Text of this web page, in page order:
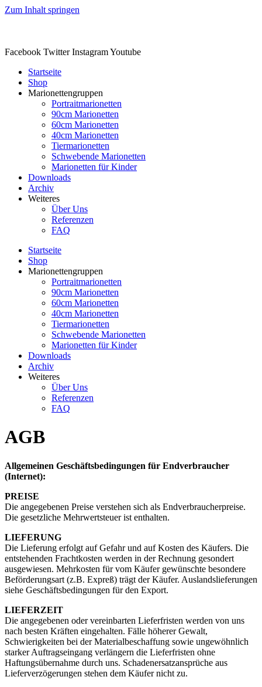
Zum Inhalt springen
Facebook Twitter InstagramYoutube
Startseite
Shop
Marionettengruppen
Portraitmarionetten
90cm Marionetten
60cm Marionetten
40cm Marionetten
Tiermarionetten
Schwebende Marionetten
Marionetten für Kinder
Downloads
Archiv
Weiteres
Über Uns
Referenzen
FAQ
Startseite
Shop
Marionettengruppen
Portraitmarionetten
90cm Marionetten
60cm Marionetten
40cm Marionetten
Tiermarionetten
Schwebende Marionetten
Marionetten für Kinder
Downloads
Archiv
Weiteres
Über Uns
Referenzen
FAQ
AGB
Allgemeinen Geschäftsbedingungen für Endverbraucher
(Internet):
PREISE
Die angegebenen Preise verstehen sich als Endverbraucherpreise.
Die gesetzliche Mehrwertsteuer ist enthalten.
LIEFERUNG
Die Lieferung erfolgt auf Gefahr und auf Kosten des Käufers. Die
entstehenden Frachtkosten werden in der Rechnung gesondert
ausgewiesen. Mehrkosten für vom Käufer gewünschte besondere
Beförderungsart (z.B. Expreß) trägt der Käufer. Auslandslieferungen
siehe Geschäftsbedingungen für den Export.
LIEFERZEIT
Die angegebenen oder vereinbarten Lieferfristen werden von uns
nach besten Kräften eingehalten. Fälle höherer Gewalt,
Schwierigkeiten bei der Materialbeschaffung sowie ungewöhnlich
starker Auftragseingang verlängern die Lieferfristen ohne
Haftungsübernahme durch uns. Schadenersatzansprüche aus
Lieferverzögerungen stehen dem Käufer nicht zu.